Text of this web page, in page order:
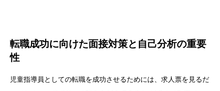
転職成功に向けた面接対策と自己分析の重要
性
児童指導員としての転職を成功させるためには、求人票を見るだ